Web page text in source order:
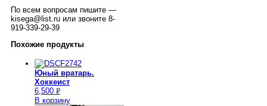
По всем вопросам пишите —
kisega@list.ru или звоните 8-
919-339-29-39
Похожие продукты
Юный вратарь.
Хоккеист
6,500 Р
УБ.
В корзину